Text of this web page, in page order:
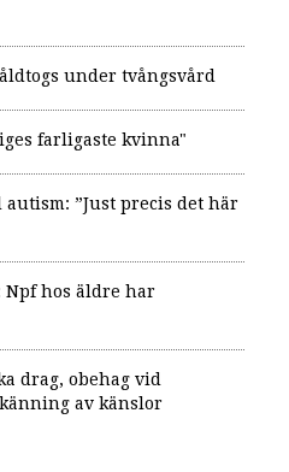
under tvångsvård
farligaste kvinna"
”Just precis det här
Npf hos äldre har
drag, obehag vid
av känslor